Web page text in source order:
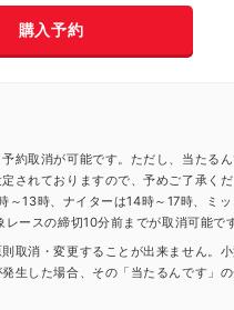
入予約
約取消が可能です。ただし、当たる
されておりますので、予めご了承く
13時、ナイターは14時～17時、ミ
ースの締切10分前までが取消可能で
取消・変更することが出来ません。
生した場合、その「当たるんです」